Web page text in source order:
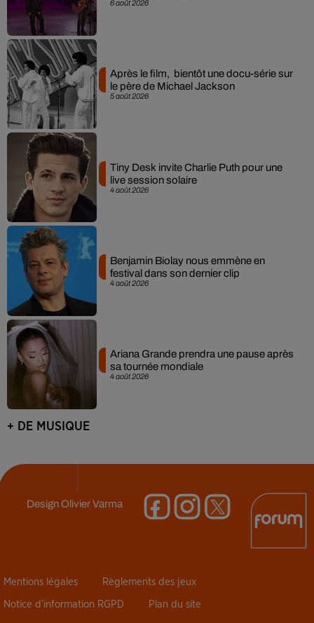
6 août 2026
5 août 2026
Après le film, bientôt une docu-série sur
le père de Michael Jackson
4 août 2026
Tiny Desk invite Charlie Puth pour une
live session solaire
4 août 2026
Benjamin Biolay nous emmène en
festival dans son dernier clip
4 août 2026
Ariana Grande prendra une pause après
sa tournée mondiale
+ DE MUSIQUE
DesignOlivier Varma
Mentions légales Règlements des jeux
Notice d’information RGPD Plan du site